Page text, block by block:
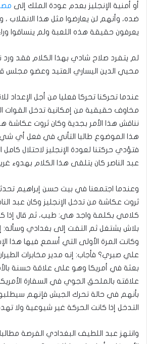
أو أمنية الإنجليز بعدم عودة الملك إلى
ضده، وأنهم لن يعارضوا مثل هذا الانقلاب ،
يعرفون حقيقة هذه اللعبة ولم ينساقوا
لم يتفرد صلاح شادي بهذا الكلام فقد ورد
محيي الدين اليساري العتيد وعضو مجلس
عندما تحركنا تحركا فعليا من أجل الإعداد
مخاوف حقيقية من إمكانية تدخل القوات
نناقش هذا الأمر بجدية وكان ثروت عكاشة
هذا الموضوع طالبا التأني في فعل أي
فتؤدي حركتنا لعودة الإنجليز لاحتلال
عبد الناصر كان يتلقى هذا الكلام بهدوء
وعندما اجتمعنا في بيت حسن إبراهيم
ثروت عكاشة من تدخل الإنجليز وكان عبد
كلامي بكلمة واجد هي: طيب، ثم قال إذا
بلاش يشتغل ثم التفت إلى بغدادي وسأله:
وكانت المرة الأولى التي أسمع فيها هذا
علي صبري؟ فأجاب: إنه مدير مخابرات
بعثة في أمريكا وهو على علاقة حسنة
علاقته بالملحق الجوي في السفارة
بأنهم في حالة تحرك الجيش فإنهم
التدخل إذا كانت الحركة غير شيوعية ولا
وانتهز عبد اللطيف البغدادي الفرصة